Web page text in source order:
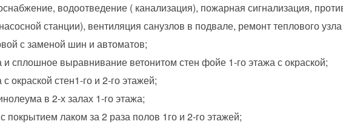
водоотведение ( канализация), пожарная сигнализация,
станции), вентиляция санузлов в подвале, ремонт теплового
с заменой шин и автоматов;
и сплошное выравнивание ветонитом стен фойе 1-го этажа с окраской;
с окраской стен1-го и 2-го этажей;
в 2-х залах 1-го этажа;
покрытием лаком за 2 раза полов 1го и 2-го этажей;